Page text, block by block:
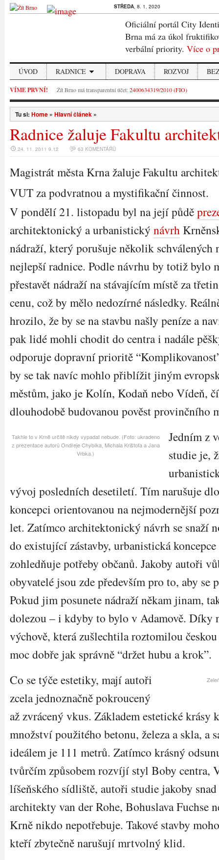
STŘEDA, 8. 1. 2020
Oficiální portál City
Brna má za úkol
verbální priority. Více o
ÚVOD RADNICE DOPRAVA ROZVOJ
VÍME PRVNÍ! Žít Brno má transparentní účet:2400634319/2010 (FIO)
Tu si: Home » Hlavní článek »
Radnice žaluje Fakultu
24. 11. 2011 9.12 63 KOMENTÁŘŮ
Magistrát města Krna žaluje Fakultu
VUT za podvratnou a mystifikační činnost.
V pondělí 21. listopadu byl na její půdě
architektonický a urbanistický návrh
nádraží, který porušuje několik schválených
nejlepší radnice. Podle návrhu by totiž bylo
přestavět nádraží na stávajícím místě za
cenu, což by mělo nedozírné následky.
hrozilo, že by se na stavbu našly peníze a
pak lidé mohli chodit do centra i nadále
odporuje dopravní prioritě
by se tak navíc mohlo přiblížit jiným
městům, jako je Kolín, Kodaň nebo Vídeň,
dlouhodobě budovanou pověst provinčního
Takhle to v Krně určitě nikdy vypadat nebude. (Foto: ukradeno
z prezentace autorů Ondřeje Chybíka, Michala Krištofa a Jana
Vrbka.)
Jedním z
studie je,
vývoj posledních desetiletí. Tím narušuje
koncepci orientovanou na nejmodernější
let. Zatímco architektonický návrh se snaží
do existující zástavby, urbanistická koncepce
zohledňuje potřeby občanů. Jakoby autoři
obyvatelé jsou zde především pro to, aby se
Pokud jim posunete nádraží někam jinam,
dolezou – i kdyby to bylo v Adamově. Díky
výchově, která zušlechtila roztomilou
moc dobře jak správně “držet hubu a krok”.
Co se týče estetiky, mají autoři
zcela jednoznačně pokroucený
až zvrácený vkus. Základem estetické krásy
množství použitého betonu, železa a skla, a
ideálem je 111 metrů. Zatímco krásný
tvůrčím způsobem rozvíjí styl Boby centra,
líšeňského sídliště, autoři studie jakoby
architekty van der Rohe, Bohuslava Fuchse
Krně nikdo nepotřebuje. Takové stavby
kteří zbytečně narušují mrtvolný klid.